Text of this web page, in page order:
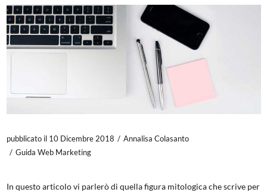
pubblicato il 10 Dicembre 2018
Annalisa Colasanto
Guida Web Marketing
In questo articolo vi parlerò di quella figura mitologica che scrive per